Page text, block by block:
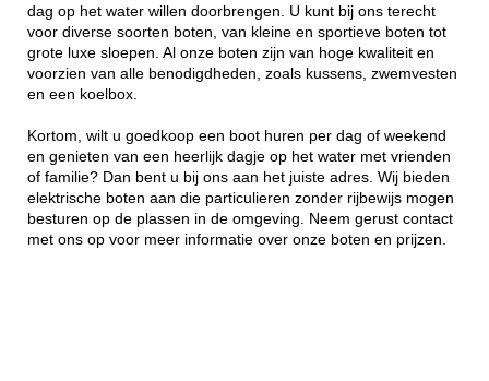
dag op het water willen doorbrengen. U kunt bij ons terecht
voor diverse soorten boten, van kleine en sportieve boten tot
grote luxe sloepen. Al onze boten zijn van hoge kwaliteit en
voorzien van alle benodigdheden, zoals kussens, zwemvesten
en een koelbox.
Kortom, wilt u goedkoop een boot huren per dag of weekend
en genieten van een heerlijk dagje op het water met vrienden
of familie? Dan bent u bij ons aan het juiste adres. Wij bieden
elektrische boten aan die particulieren zonder rijbewijs mogen
besturen op de plassen in de omgeving. Neem gerust contact
met ons op voor meer informatie over onze boten en prijzen.